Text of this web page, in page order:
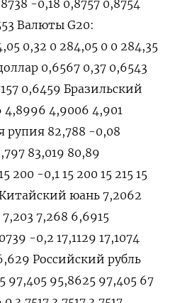
-0,18 0,8757 0,8754
Валюты G20:
0,32 0 284,05 0 0 284,35
0,6567 0,37 0,6543
0,6459 Бразильский
4,8996 4,9006 4,901
рупия 82,788 -0,08
83,019 80,89
-0,1 15 200 15 215 15
Китайский юань 7,2062
7,203 7,268 6,6915
-0,2 17,1129 17,1074
Российский рубль
97,405 95,8625 97,405 67